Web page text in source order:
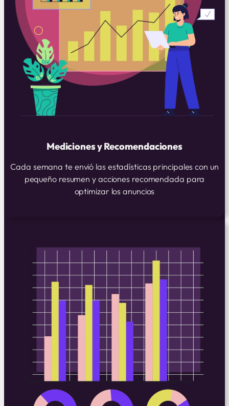
Mediciones y Recomendaciones
Cada semana te envió las estadísticas principales con un
pequeño resumen y acciones recomendada para
optimizar los anuncios